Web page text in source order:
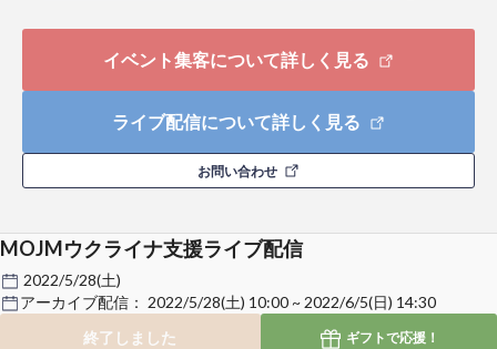
イベント集客について詳しく見る
ライブ配信について詳しく見る
お問い合わせ
MOJMウクライナ支援ライブ配信
2022/5/28(土)
アーカイブ配信： 2022/5/28(土) 10:00 ~ 2022/6/5(日) 14:30
終了しました
ギフトで応援！